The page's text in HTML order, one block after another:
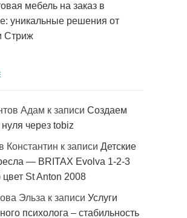
мебель на заказ в
уникальные решения от
Стриж
Адам к записи Создаем
нуля через tobiz
Константин к записи Детские
— BRITAX Evolva 1-2-3
цвет St Anton 2008
Эльза к записи Услуги
психолога – стабильность